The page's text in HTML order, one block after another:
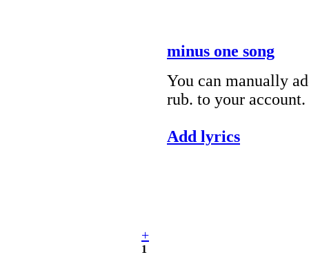
minus one song
You can manually
rub. to your account.
Add lyrics
+
1